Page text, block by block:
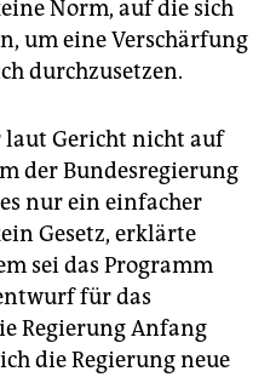
Norm, auf die sich
um eine Verschärfung
durchzusetzen.
laut Gericht nicht auf
der Bundesregierung
nur ein einfacher
Gesetz, erklärte
sei das Programm
für das
Regierung Anfang
die Regierung neue